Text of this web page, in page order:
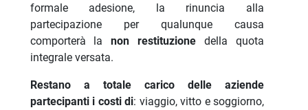
formale adesione, la rinuncia alla
partecipazione per qualunque causa
comporterà lanon restituzione della quota
integrale versata.
Restano a totale carico delle aziende
partecipanti i costi di: viaggio, vitto e soggiorno,